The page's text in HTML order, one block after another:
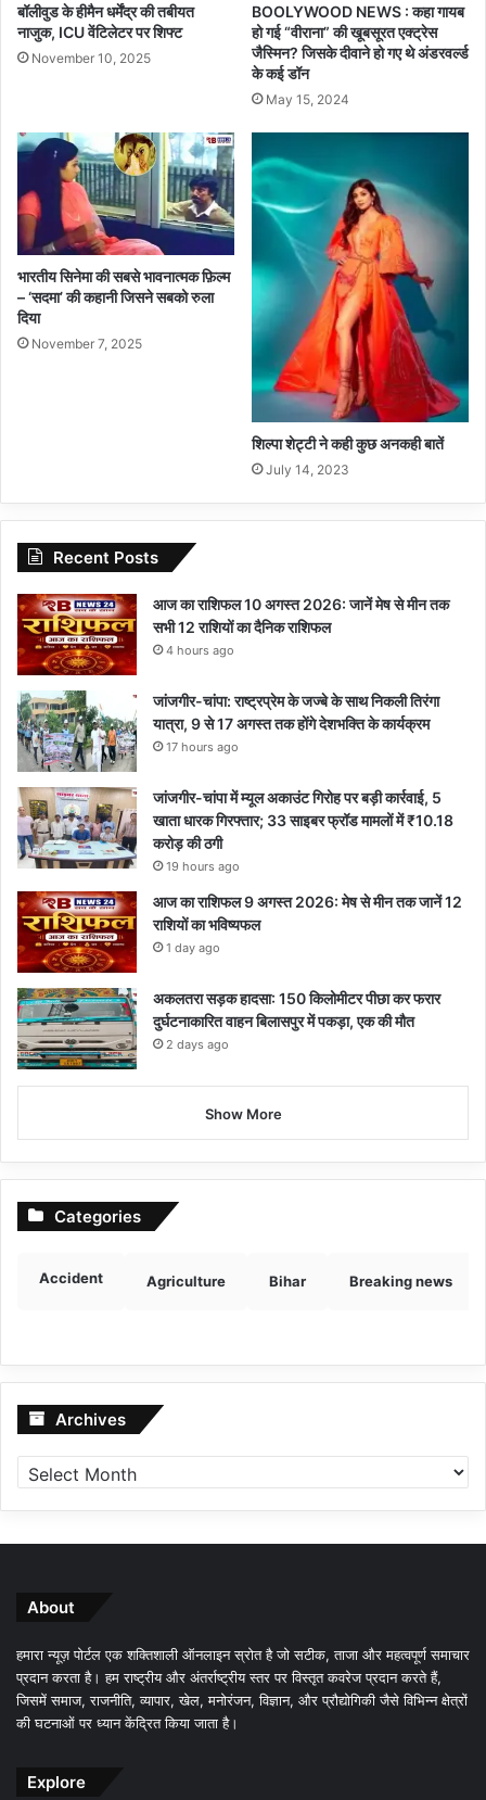
बॉलीवुड के हीमैन धर्मेंद्र की तबीयत
नाजुक, ICU वेंटिलेटर पर शिफ्ट
November 10, 2025
BOOLYWOOD NEWS : कहा गायब
हो गई “वीराना” की खूबसूरत एक्ट्रेस
जैस्मिन? जिसके दीवाने हो गए थे अंडरवर्ल्ड
के कई डॉन
May 15, 2024
भारतीय सिनेमा की सबसे भावनात्मक फ़िल्म
– ‘सदमा’ की कहानी जिसने सबको रुला
दिया
November 7, 2025
शिल्पा शेट्टी ने कही कुछ अनकही बातें
July 14, 2023
Recent Posts
आज का राशिफल 10 अगस्त 2026: जानें मेष से मीन तक
सभी 12 राशियों का दैनिक राशिफल
4 hours ago
जांजगीर-चांपा: राष्ट्रप्रेम के जज्बे के साथ निकली तिरंगा
यात्रा, 9 से 17 अगस्त तक होंगे देशभक्ति के कार्यक्रम
17 hours ago
जांजगीर-चांपा में म्यूल अकाउंट गिरोह पर बड़ी कार्रवाई, 5
खाता धारक गिरफ्तार; 33 साइबर फ्रॉड मामलों में ₹10.18
करोड़ की ठगी
19 hours ago
आज का राशिफल 9 अगस्त 2026: मेष से मीन तक जानें 12
राशियों का भविष्यफल
1 day ago
अकलतरा सड़क हादसा: 150 किलोमीटर पीछा कर फरार
दुर्घटनाकारित वाहन बिलासपुर में पकड़ा, एक की मौत
2 days ago
Show More
Categories
Accident Agriculture Bihar Breaking news
Archives Archives
About
हमारा न्यूज़ पोर्टल एक शक्तिशाली ऑनलाइन स्रोत है जो सटीक, ताजा और महत्वपूर्ण समाचार
प्रदान करता है। हम राष्ट्रीय और अंतर्राष्ट्रीय स्तर पर विस्तृत कवरेज प्रदान करते हैं,
जिसमें समाज, राजनीति, व्यापार, खेल, मनोरंजन, विज्ञान, और प्रौद्योगिकी जैसे विभिन्न क्षेत्रों
की घटनाओं पर ध्यान केंद्रित किया जाता है।
Explore